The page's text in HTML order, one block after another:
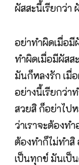
ผัสสะนี้เรียกว่า
อย่าทำผิดเมื่อมี
ทำผิดเมื่อมีผัสส
มันก็หลงรัก เมื่
อย่างนี้เรียกว่า
สวยสิ ก็อย่าไป
ว่าเราจะต้องท
ต้องทำก็ไม่ทำสิ
เป็นทุกข์ มันเป็